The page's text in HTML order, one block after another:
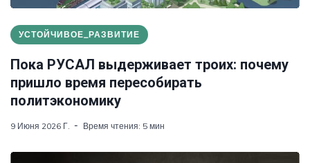
УСТОЙЧИВОЕ_РАЗВИТИЕ
Пока РУСАЛ выдерживает троих: почему
пришло время пересобирать
политэкономику
9 Июня 2026 Г. Время чтения: 5 мин